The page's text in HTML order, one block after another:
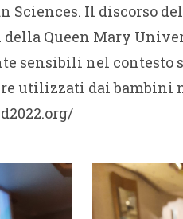
Sciences. Il discorso
Queen Mary
sensibili nel contesto
utilizzati dai